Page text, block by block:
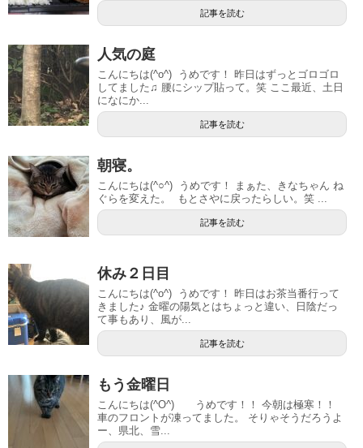
記事を読む
人気の庭
こんにちは(^o^) うめです！ 昨日はずっとゴロゴロ
してました♫ 腰にシップ貼って。笑 ここ最近、土日
になにか...
記事を読む
朝寝。
こんにちは(^○^) うめです！ まぁた、きなちゃん ね
ぐらを変えた。 もとさやに戻ったらしい。笑 ...
記事を読む
休み２日目
こんにちは(^o^) うめです！ 昨日はお茶当番行って
きました♪ 金曜の陽気とはちょっと違い、日陰だっ
て事もあり、風が...
記事を読む
もう金曜日
こんにちは(^O^) うめです！！ 今朝は極寒！！
車のフロントが凍ってました。 そりゃそうだろうよ
ー、県北、雪...